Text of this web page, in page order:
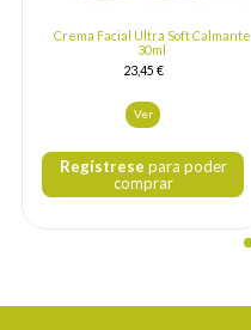
Crema Facial Ultra Soft Calmante
30ml
23,45 €
Ver
Regístrese para poder
comprar